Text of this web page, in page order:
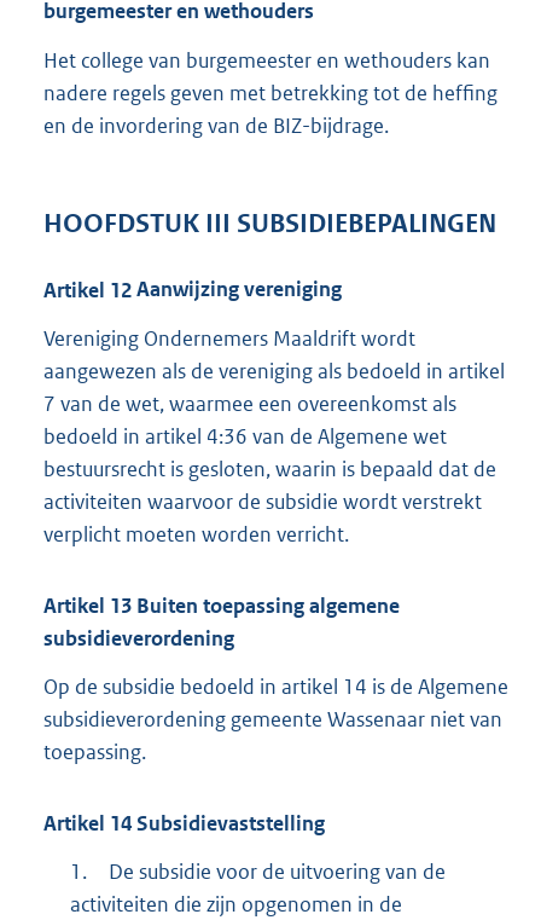
burgemeester en wethouders
Het college van burgemeester en wethouders kan
nadere regels geven met betrekking tot de heffing
en de invordering van de BIZ-bijdrage.
HOOFDSTUK III SUBSIDIEBEPALINGEN
Artikel 12Aanwijzing vereniging
Vereniging Ondernemers Maaldrift wordt
aangewezen als de vereniging als bedoeld in artikel
7 van de wet, waarmee een overeenkomst als
bedoeld in artikel 4:36 van de Algemene wet
bestuursrecht is gesloten, waarin is bepaald dat de
activiteiten waarvoor de subsidie wordt verstrekt
verplicht moeten worden verricht.
Artikel 13 Buiten toepassing algemene
subsidieverordening
Op de subsidie bedoeld in artikel 14 is de Algemene
subsidieverordening gemeente Wassenaar niet van
toepassing.
Artikel 14Subsidievaststelling
1.
De subsidie voor de uitvoering van de
activiteiten die zijn opgenomen in de